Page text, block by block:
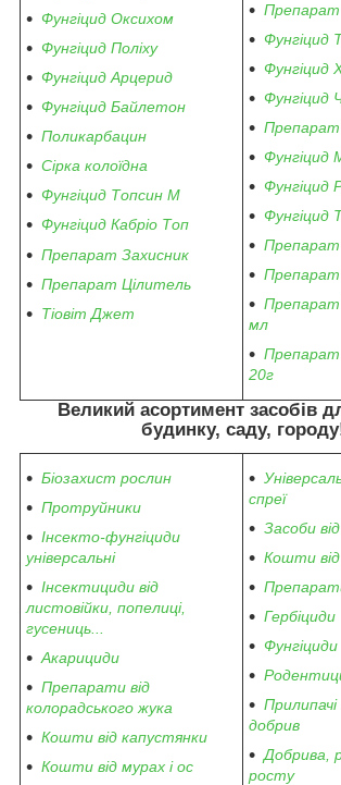
Фунгіцид Оксихом
Фунгіцид Поліху
Фунгіцид Арцерид
Фунгіцид Байлетон
Поликарбацин
Сірка колоїдна
Фунгіцид Топсин М
Фунгіцид Кабріо Топ
Препарат Захисник
Препарат Цілитель
Тіовіт Джет
Препарат
Фунгіцид
Фунгіцид
Фунгіцид
Фунгіцид
Фунгіцид
Фунгіцид
Препарат
мл
20г
Великий асортимент засобів
будинку, саду, городу
Біозахист рослин
Протруйники
Інсекто-фунгіциди
універсальні
Інсектициди від
листовійки, попелиці,
гусениць...
Акарициди
Препарати від
колорадського жука
Кошти від капустянки
Кошти від мурах і ос
спреї
Засоби
Кошти
Гербіциди
Фунгіциди
Прилипачі
добрив
Добрива,
росту